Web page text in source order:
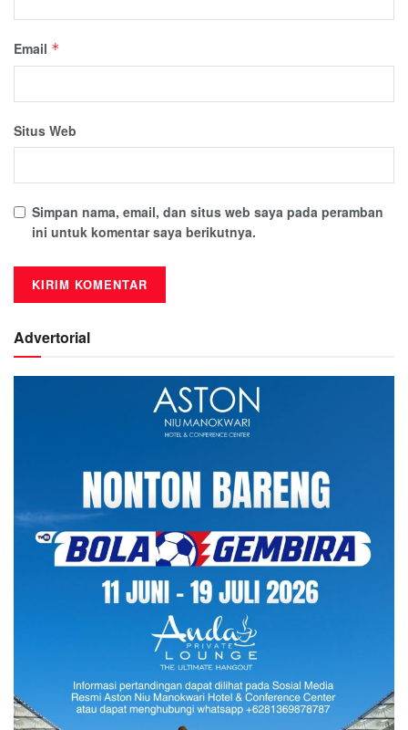
Email *
Situs Web
Simpan nama, email, dan situs web saya pada peramban
ini untuk komentar saya berikutnya.
Advertorial